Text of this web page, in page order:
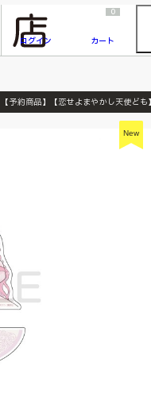
『ONE PIECE magazine 021 ONE PIECEカード付き同梱版』発売延期のご案内
ログイン
0
カート
【予約商品】【恋せよまやかし天使ど
New